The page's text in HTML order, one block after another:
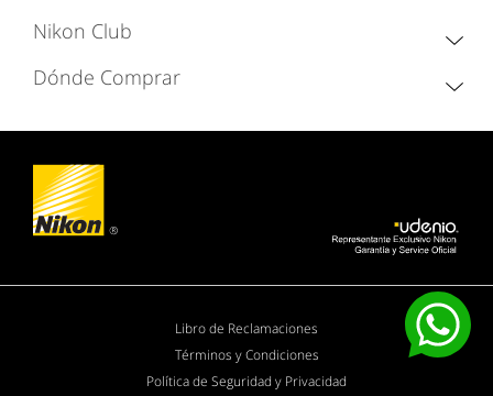
Nikon Club
Dónde Comprar
Libro de Reclamaciones
Términos y Condiciones
Política de Seguridad y Privacidad